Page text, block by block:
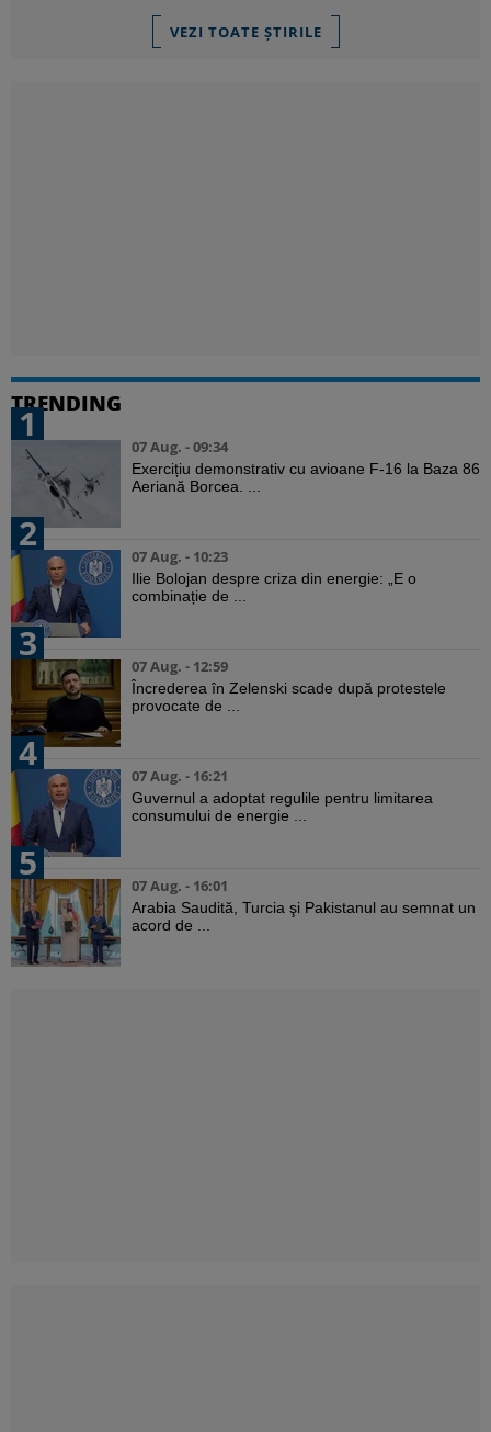
VEZI TOATE ȘTIRILE
TRENDING
1
07 Aug. - 09:34
Exercițiu demonstrativ cu avioane F-16 la Baza 86
Aeriană Borcea. ...
2
07 Aug. - 10:23
Ilie Bolojan despre criza din energie: „E o
combinație de ...
3
07 Aug. - 12:59
Încrederea în Zelenski scade după protestele
provocate de ...
4
07 Aug. - 16:21
Guvernul a adoptat regulile pentru limitarea
consumului de energie ...
5
07 Aug. - 16:01
Arabia Saudită, Turcia şi Pakistanul au semnat un
acord de ...